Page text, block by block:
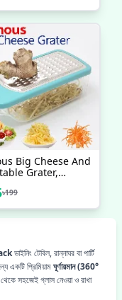
Big Cheese And
Grater,
Net
৳199
ডাইনিং টেবিল, রান্নাঘর বা পার্টি
একটি প্রিমিয়ামঘূর্ণায়মান (360°
সহজেই গ্লাস নেওয়া ও রাখা